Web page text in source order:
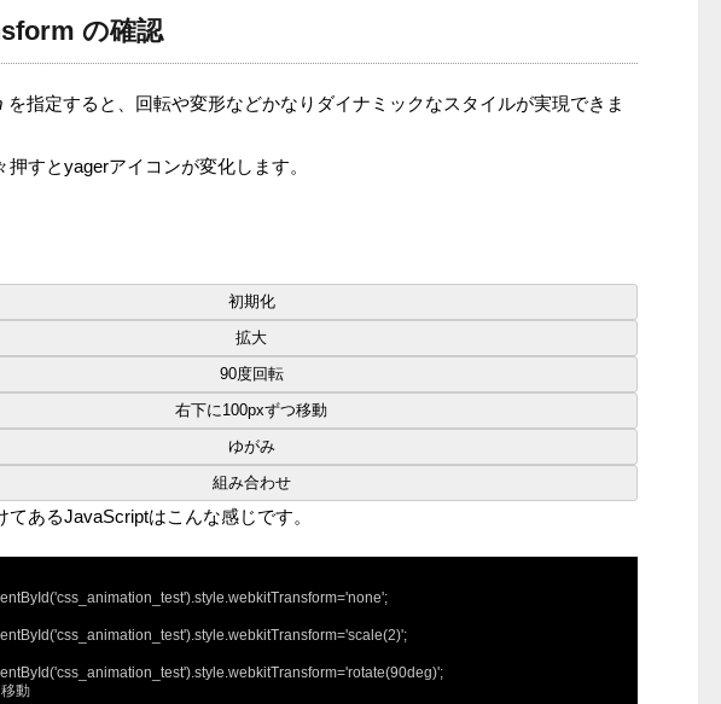
の確認
を指定すると、回転や変形などかなりダイナミックなスタイルが実現できま
すとyagerアイコンが変化します。
あるJavaScriptはこんな感じです。
動